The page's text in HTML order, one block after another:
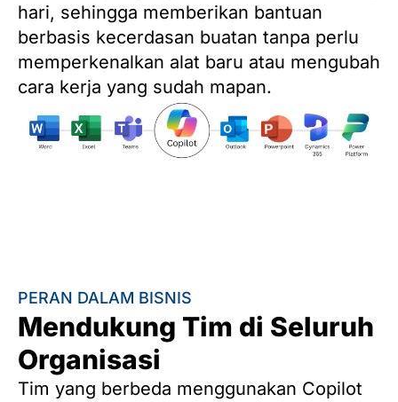
hari, sehingga memberikan bantuan
berbasis kecerdasan buatan tanpa perlu
memperkenalkan alat baru atau mengubah
cara kerja yang sudah mapan.
PERAN DALAM BISNIS
Mendukung Tim di Seluruh
Organisasi
Tim yang berbeda menggunakan Copilot